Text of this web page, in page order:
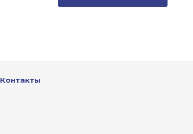
Контакты